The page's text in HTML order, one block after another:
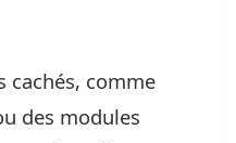
cachés, comme
des modules